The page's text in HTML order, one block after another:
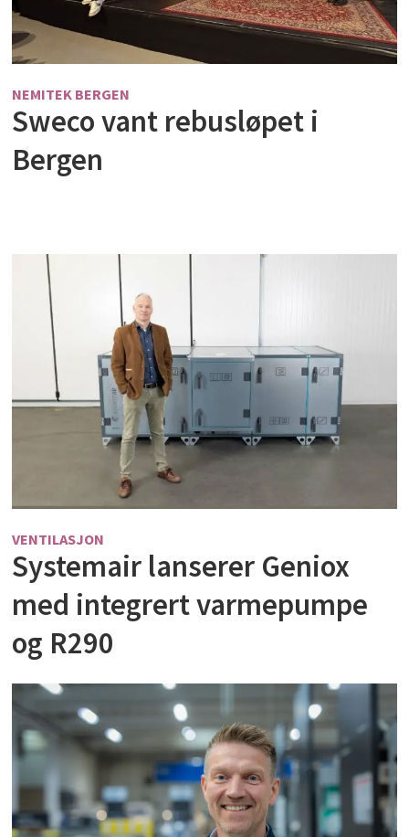
NEMITEK BERGEN
Sweco vant rebusløpet i
Bergen
VENTILASJON
Systemair lanserer Geniox
med integrert varmepumpe
og R290